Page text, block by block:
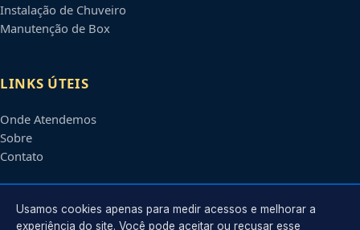
Instalação de Chuveiro
Manutenção de Box
LINKS ÚTEIS
Onde Atendemos
Sobre
Contato
CONTATO
Usamos cookies apenas para medir acessos e melhorar a
experiência do site. Você pode aceitar ou recusar esse